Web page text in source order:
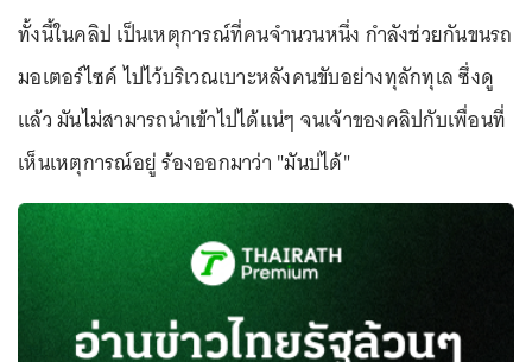
ทั้งนี้ในคลิป เป็นเหตุการณ์ที่คนจำนวนหนึ่ง กำลังช่วยกันขนรถ
มอเตอร์ไซค์ ไปไว้บริเวณเบาะหลังคนขับอย่างทุลักทุเล ซึ่งดู
แล้ว มันไม่สามารถนำเข้าไปได้แน่ๆ จนเจ้าของคลิปกับเพื่อนที่
เห็นเหตุการณ์อยู่ ร้องออกมาว่า "มันบ่ได้"